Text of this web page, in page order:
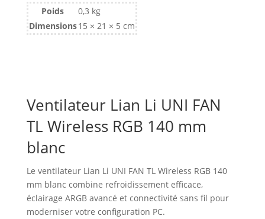
Wireless
RGB
-
Poids
0,3 kg
Dimensions15 × 21 × 5 cm
Ventilateur Lian Li UNI FAN
TL Wireless RGB 140 mm
blanc
Le ventilateur Lian Li UNI FAN TL Wireless RGB 140
mm blanc combine refroidissement efficace,
éclairage ARGB avancé et connectivité sans fil pour
moderniser votre configuration PC.